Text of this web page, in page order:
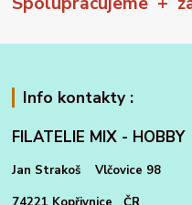
Info kontakty :
FILATELIE MIX - HOBBY
Jan Strakoš Vlčovice 98